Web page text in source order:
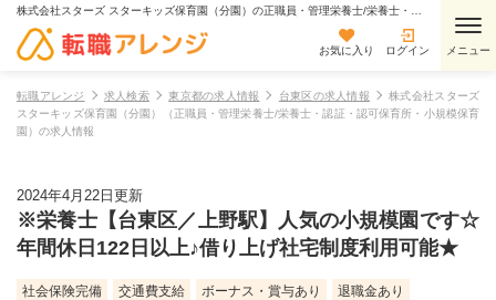
お気に入り ログイン
転職アレンジ 求人検索 東京都の求人情報 台東区の求人情報
株式会社スターズ
スターキッズ保育園（分園）（正職員・管理栄養士/栄養士・認証・認可保育所・小規模保育
園）の求人情報
2024年4月22日更新
※栄養士【台東区／上野駅】人気の小規模園です☆
年間休日122日以上♪借り上げ社宅制度利用可能★
社会保険完備 交通費支給 ボーナス・賞与あり
退職金あり